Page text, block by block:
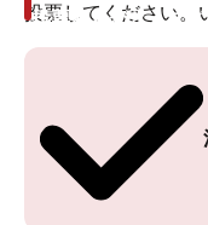
投票してください。
投票ありがとうござ